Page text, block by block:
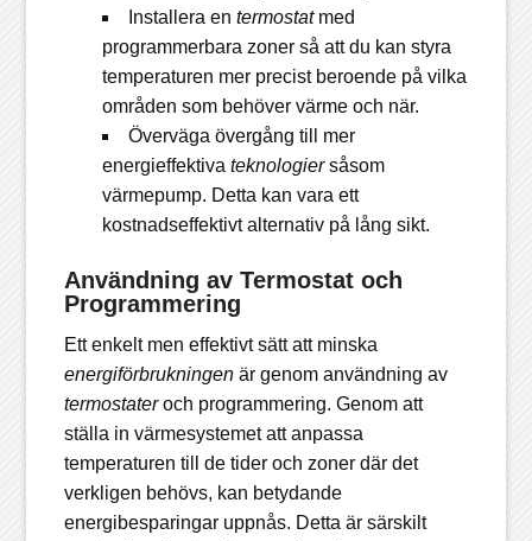
Installera en termostatmed
programmerbara zoner så att du kan styra
temperaturen mer precist beroende på vilka
områden som behöver värme och när.
Överväga övergång till mer
energieffektiva teknologiersåsom
värmepump. Detta kan vara ett
kostnadseffektivt alternativ på lång sikt.
Användning av Termostat och
Programmering
Ett enkelt men effektivt sätt att minska
energiförbrukningenär genom användning av
termostateroch programmering. Genom att
ställa in värmesystemet att anpassa
temperaturen till de tider och zoner där det
verkligen behövs, kan betydande
energibesparingar uppnås. Detta är särskilt